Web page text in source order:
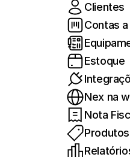
Clientes
Contas
Estoque
Nex na
Nota
Produtos